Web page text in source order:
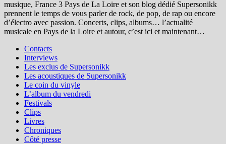
musique, France 3 Pays de La Loire et son blog dédié Supersonikk
prennent le temps de vous parler de rock, de pop, de rap ou encore
d’électro avec passion. Concerts, clips, albums… l’actualité
musicale en Pays de la Loire et autour, c’est ici et maintenant…
Contacts
Interviews
Les exclus de Supersonikk
Les acoustiques de Supersonikk
Le coin du vinyle
L’album du vendredi
Festivals
Clips
Livres
Chroniques
Côté presse